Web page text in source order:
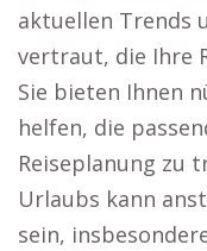
aktuellen Trends
vertraut, die Ihre
Sie bieten Ihnen
helfen, die
Reiseplanung zu
Urlaubs kann
sein,